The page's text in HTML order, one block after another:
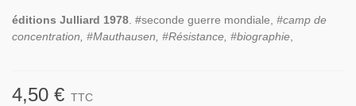
éditions Julliard 1978 . #seconde guerre mondiale, #camp de
concentration, #Mauthausen, #Résistance, #biographie
4,50 € TTC